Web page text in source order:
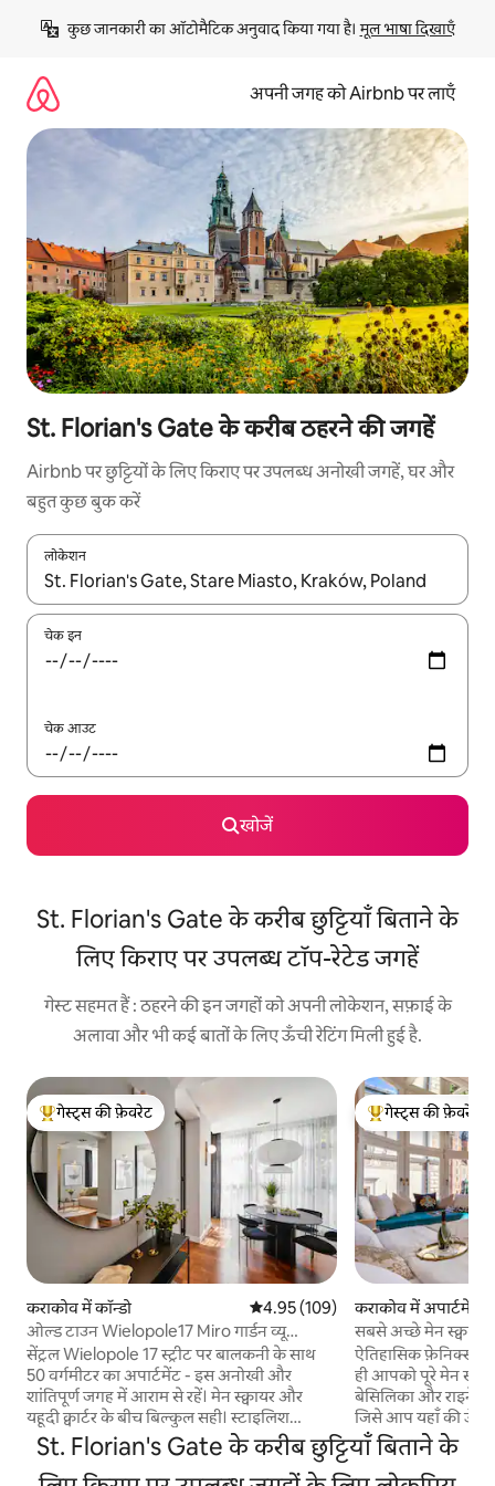
छोड़कर
कॉन्टेंट
कुछ जानकारी का ऑटोमैटिक अनुवाद किया गया है। मूल भाषा दिखाएँ
अपनी जगह को Airbnb पर लाएँ
St. Florian's Gate के करीब ठहरने की जगहें
Airbnb पर छुट्टियों के लिए किराए पर उपलब्ध अनोखी जगहें, घर और
बहुत कुछ बुक करें
लोकेशन
नतीजों के उपलब्ध होने पर, अप और डाउन 'ऐरो की' का इस्तेमाल करके नेविगेट
चेक इन
चेक आउट
खोजें
St. Florian's Gate के करीब छुट्टियाँ बिताने के
लिए किराए पर उपलब्ध टॉप-रेटेड जगहें
गेस्ट सहमत हैं : ठहरने की इन जगहों को अपनी लोकेशन, सफ़ाई के
अलावा और भी कई बातों के लिए ऊँची रेटिंग मिली हुई है.
गेस्ट्स का टॉप फ़ेवरेट
गेस्ट्स की फ़ेवरेट
कराकोव में कॉन्डो औसत रेटिंग 5 में से 4.95, 109 समीक्षाएँ
4.95 (109)
ओल्ड टाउन Wielopole17 Miro गार्डन व्यू
बालकनी और AC
सेंट्रल Wielopole 17 स्ट्रीट पर बालकनी के साथ
50 वर्गमीटर का अपार्टमेंट - इस अनोखी और
शांतिपूर्ण जगह में आराम से रहें। मेन स्क्वायर और
यहूदी क्वार्टर के बीच बिल्कुल सही। स्टाइलिश
फ़र्निशिंग और लकड़ी के कुदरती फ़र्श के साथ
वातानुकूलित इंटीरियर को फिर से जीवंत करें।
साउंडबार के साथ स्मार्ट टीवी के साथ मनोरंजन करें।
गेस्ट्स का टॉप फ़ेवरेट
गेस्ट्स की फ़ेवरेट
कराकोव में अपार्टमेंट
सबसे अच्छे मेन
अपार्टमेंट
ऐतिहासिक फ़ेनिक्स
ही आपको पूरे मेन
बेसिलिका और राइनेक
जिसे आप यहाँ की ऊँची
बिस्तर से भी देख
बेडरूम वाले अपार्टमेंट में
वाई-फ़ाई, काम करने
St. Florian's Gate के करीब छुट्टियाँ बिताने के